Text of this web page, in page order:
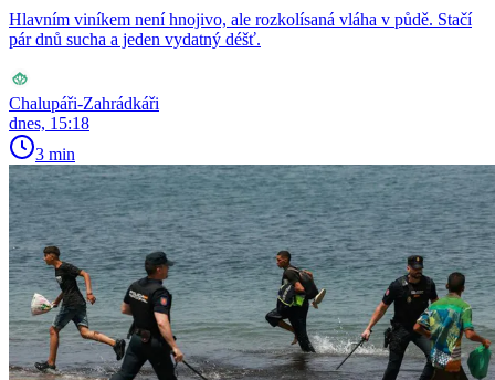
Hlavním viníkem není hnojivo, ale rozkolísaná vláha v půdě. Stačí
pár dnů sucha a jeden vydatný déšť.
Chalupáři-Zahrádkáři
dnes, 15:18
3 min